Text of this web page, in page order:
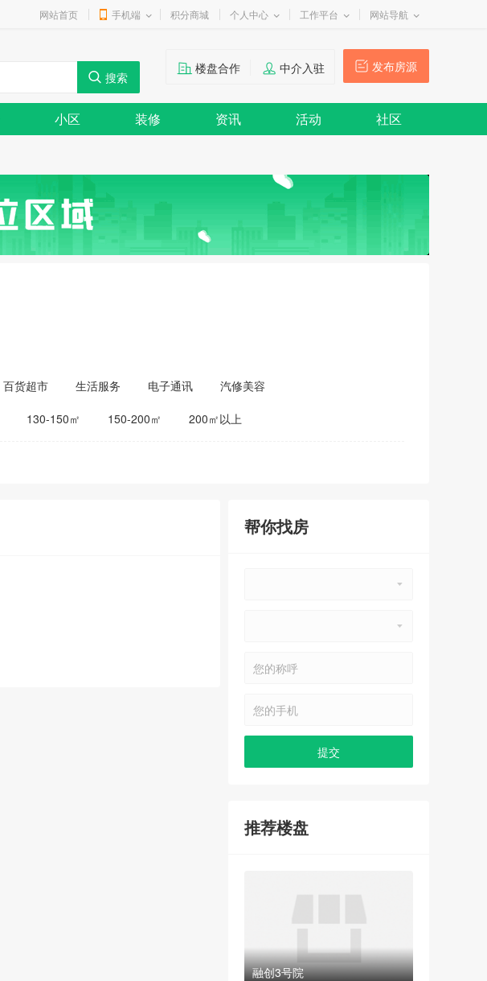
网站首页 手机端 积分商城 个人中心 工作平台 网站导航
发布房源
楼盘合作 中介入驻
小区 装修 资讯 活动 社区
百货超市 生活服务 电子通讯
汽修美容
130-150㎡ 150-200㎡ 200㎡以上
帮你找房
推荐楼盘
融创3号院